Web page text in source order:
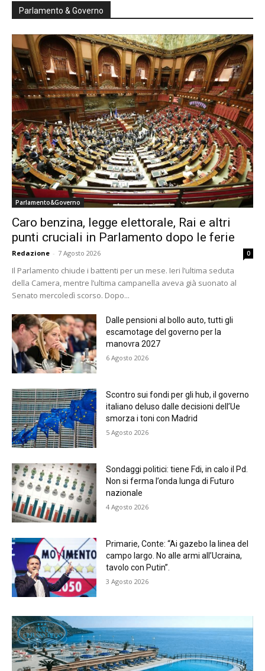
Parlamento & Governo
Parlamento&Governo
Caro benzina, legge elettorale, Rai e altri
punti cruciali in Parlamento dopo le ferie
Redazione - 7 Agosto 2026 0
Il Parlamento chiude i battenti per un mese. Ieri l’ultima seduta
della Camera, mentre l’ultima campanella aveva già suonato al
Senato mercoledì scorso. Dopo...
Dalle pensioni al bollo auto, tutti gli
escamotage del governo per la
manovra 2027
6 Agosto 2026
Scontro sui fondi per gli hub, il governo
italiano deluso dalle decisioni dell’Ue
smorza i toni con Madrid
5 Agosto 2026
Sondaggi politici: tiene Fdi, in calo il Pd.
Non si ferma l’onda lunga di Futuro
nazionale
4 Agosto 2026
Primarie, Conte: “Ai gazebo la linea del
campo largo. No alle armi all’Ucraina,
tavolo con Putin”.
3 Agosto 2026